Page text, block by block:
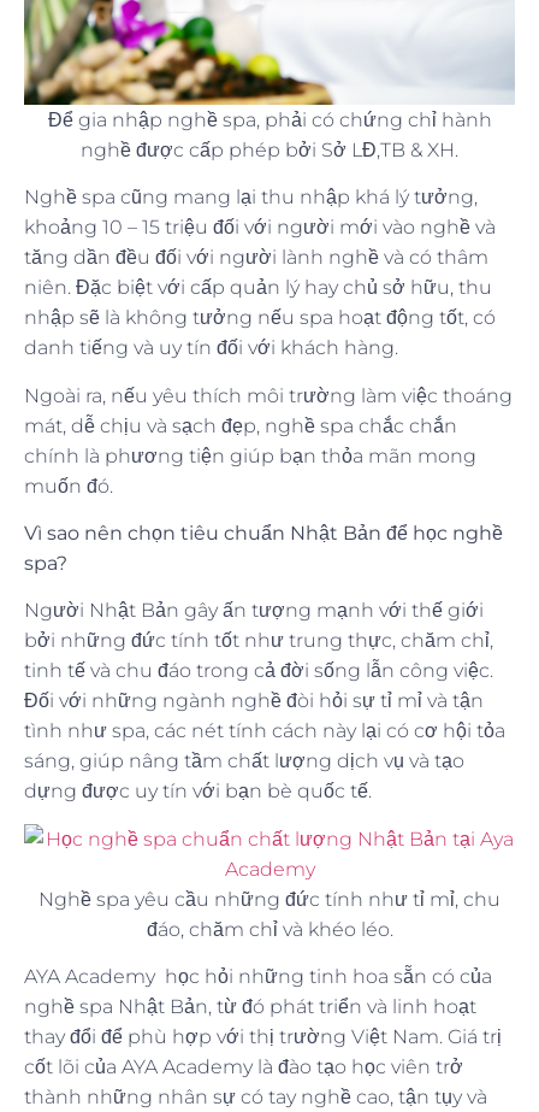
Để gia nhập nghề spa, phải có chứng chỉ hành
nghề được cấp phép bởi Sở LĐ,TB & XH.
Nghề spa cũng mang lại thu nhập khá lý tưởng,
khoảng 10 – 15 triệu đối với người mới vào nghề và
tăng dần đều đối với người lành nghề và có thâm
niên. Đặc biệt với cấp quản lý hay chủ sở hữu, thu
nhập sẽ là không tưởng nếu spa hoạt động tốt, có
danh tiếng và uy tín đối với khách hàng.
Ngoài ra, nếu yêu thích môi trường làm việc thoáng
mát, dễ chịu và sạch đẹp, nghề spa chắc chắn
chính là phương tiện giúp bạn thỏa mãn mong
muốn đó.
Vì sao nên chọn tiêu chuẩn Nhật Bản để học nghề
spa?
Người Nhật Bản gây ấn tượng mạnh với thế giới
bởi những đức tính tốt như trung thực, chăm chỉ,
tinh tế và chu đáo trong cả đời sống lẫn công việc.
Đối với những ngành nghề đòi hỏi sự tỉ mỉ và tận
tình như spa, các nét tính cách này lại có cơ hội tỏa
sáng, giúp nâng tầm chất lượng dịch vụ và tạo
dựng được uy tín với bạn bè quốc tế.
Nghề spa yêu cầu những đức tính như tỉ mỉ, chu
đáo, chăm chỉ và khéo léo.
AYA Academy học hỏi những tinh hoa sẵn có của
nghề spa Nhật Bản, từ đó phát triển và linh hoạt
thay đổi để phù hợp với thị trường Việt Nam. Giá trị
cốt lõi của AYA Academy là đào tạo học viên trở
thành những nhân sự có tay nghề cao, tận tụy và